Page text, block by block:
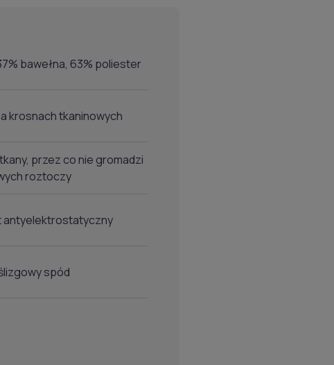
bawełna, 63% poliester
krosnach tkaninowych
przez co nie gromadzi
roztoczy
antyelektrostatyczny
spód